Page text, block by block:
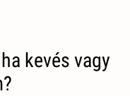
kevés vagy